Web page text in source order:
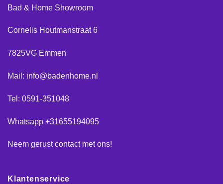
Bad & Home Showroom
Cornelis Houtmanstraat 6
7825VG Emmen
Mail: info@badenhome.nl
Tel: 0591-351048
Whatsapp +31655194095
Neem gerustcontactmet ons!
Klantenservice